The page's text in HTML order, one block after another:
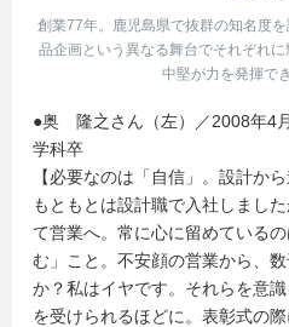
創業77年。鹿児島県で抜群の知名度
品企画という異なる舞台でそれぞれ
中堅が力を発揮で
●奥 隆之さん（左）／2008年4
学科卒
【必要なのは「自信」。設計か
もともとは設計職で入社しまし
て営業へ。常に心に留めている
む」こと。不安顔の営業から、
か？私はイヤです。それらを意
を受けられるほどに。表彰式の